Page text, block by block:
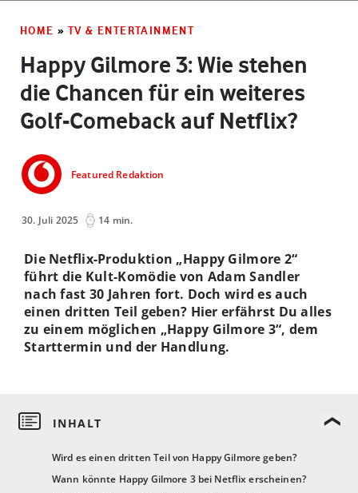
HOME » TV & ENTERTAINMENT
Happy Gilmore 3: Wie stehen
die Chancen für ein weiteres
Golf-Comeback auf Netflix?
Featured Redaktion
30. Juli 2025 14 min.
Wird es einen dritten Teil von Happy Gilmore geben?
Wann könnte Happy Gilmore 3 bei Netflix erscheinen?
Die Netflix-Produktion „Happy Gilmore 2“
führt die Kult-Komödie von Adam Sandler
nach fast 30 Jahren fort. Doch wird es auch
einen dritten Teil geben? Hier erfährst Du alles
zu einem möglichen „Happy Gilmore 3“, dem
Starttermin und der Handlung.